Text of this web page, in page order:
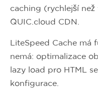
caching (rychlejší
QUIC.cloud CDN.
LiteSpeed Cache má
nemá: optimalizace
lazy load pro HTML
konfigurace.